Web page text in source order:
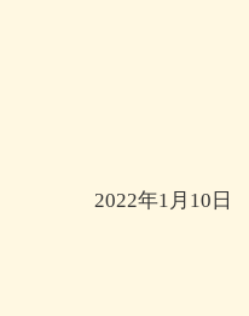
2022年1月10日